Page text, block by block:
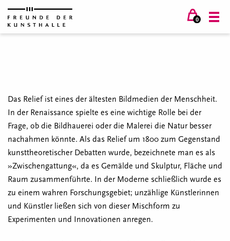
0
Das Relief ist eines der ältesten Bildmedien der Menschheit.
In der Renaissance spielte es eine wichtige Rolle bei der
Frage, ob die Bildhauerei oder die Malerei die Natur besser
nachahmen könnte. Als das Relief um 1800 zum Gegenstand
kunsttheoretischer Debatten wurde, bezeichnete man es als
»Zwischengattung«, da es Gemälde und Skulptur, Fläche und
Raum zusammenführte. In der Moderne schließlich wurde es
zu einem wahren Forschungsgebiet; unzählige Künstlerinnen
und Künstler ließen sich von dieser Mischform zu
Experimenten und Innovationen anregen.